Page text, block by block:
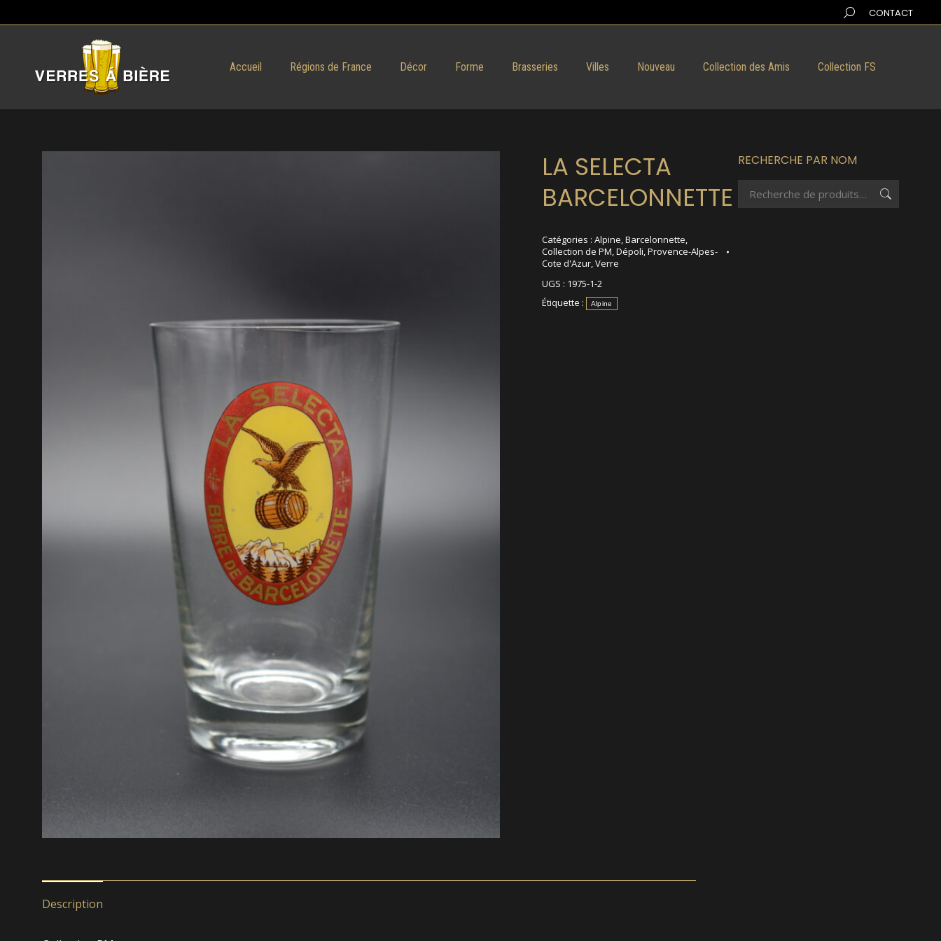
Search:CONTACT
Accueil Régions de France Décor Forme Brasseries Villes Nouveau Collection des Amis Collection FS
LA SELECTA
BARCELONNETTE
Catégories : Alpine,Barcelonnette,
Collection de PM,Dépoli,Provence-Alpes-
Cote d'Azur,Verre
UGS : 1975-1-2
Étiquette :
Alpine
Description
RECHERCHE PAR NOM